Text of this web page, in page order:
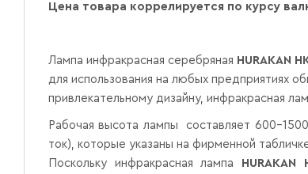
Цена товара коррелируется по курсу
Лампа инфракрасная серебряная HURAKAN
для использования на любых предприятиях
привлекательному дизайну, инфракрасная
Рабочая высота лампы составляет 600-
ток), которые указаны на фирменной
Поскольку инфракрасная лампа
HURAKAN